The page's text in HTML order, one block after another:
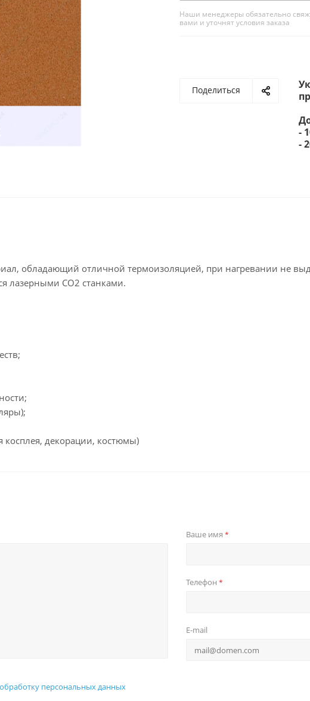
Наши менеджеры обязательно
вами и уточнят условия заказа
Поделиться
-
-
обладающий отличной термоизоляцией, при нагревании не
лазерными СО2 станками.
косплея, декорации, костюмы)
Ваше имя *
Телефон *
E-mail
обработку персональных данных